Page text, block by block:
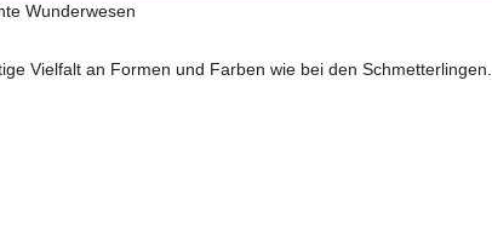
Wunderwesen
Vielfalt an Formen und Farben wie bei den Schmetterlingen.